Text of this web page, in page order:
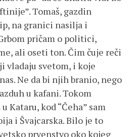
Tomaš, gazdin
na granici nasilja i
pričam o politici,
ali oseti ton. Čim čuje reči
vladaju svetom, i koje
Ne da bi njih branio, nego
u kafani. Tokom
Kataru, kod “Čeha” sam
i Švajcarska. Bilo je to
prvenstvo oko kojeg